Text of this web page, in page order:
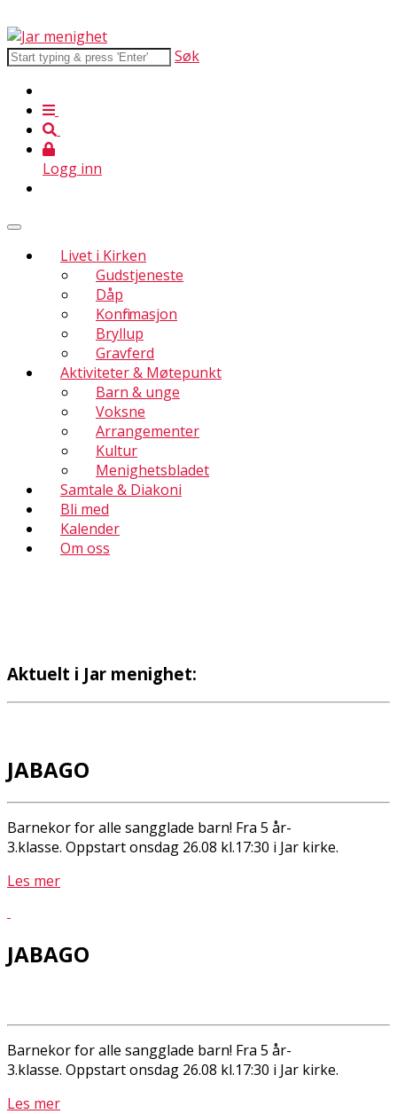
Søk
Logg inn
Livet i Kirken
Gudstjeneste
Dåp
Konfirmasjon
Bryllup
Gravferd
Aktiviteter & Møtepunkt
Barn & unge
Voksne
Arrangementer
Kultur
Menighetsbladet
Samtale & Diakoni
Bli med
Kalender
Om oss
Aktuelt i Jar menighet:
JABAGO
Barnekor for alle sangglade barn! Fra 5 år-
3.klasse. Oppstart onsdag 26.08 kl.17:30 i Jar kirke.
Les mer
JABAGO
Barnekor for alle sangglade barn! Fra 5 år-
3.klasse. Oppstart onsdag 26.08 kl.17:30 i Jar kirke.
Les mer